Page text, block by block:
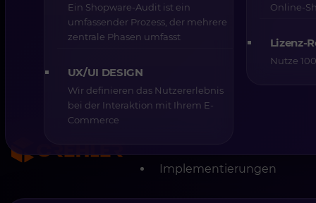
Ein Shopware-Audit ist ein
umfassender Prozess, der mehrere
zentrale Phasen umfasst
UX/UI DESIGN
Wir definieren das Nutzererlebnis
bei der Interaktion mit Ihrem E-
Commerce
Lizenz-
Nutze
Implementierungen
In der sich rasant verändernden Welt des E-
entscheidende Rolle bei der Gewinnung von
traditionelle Ansatz mit festen Preisen, die auf
wird angesichts des zunehmenden
Verbraucherpräferenzen immer weniger
setzen Unternehmen zunehmend auf
künstliche Intelligenz (KI), um flexibel auf
Rate zu erhöhen.